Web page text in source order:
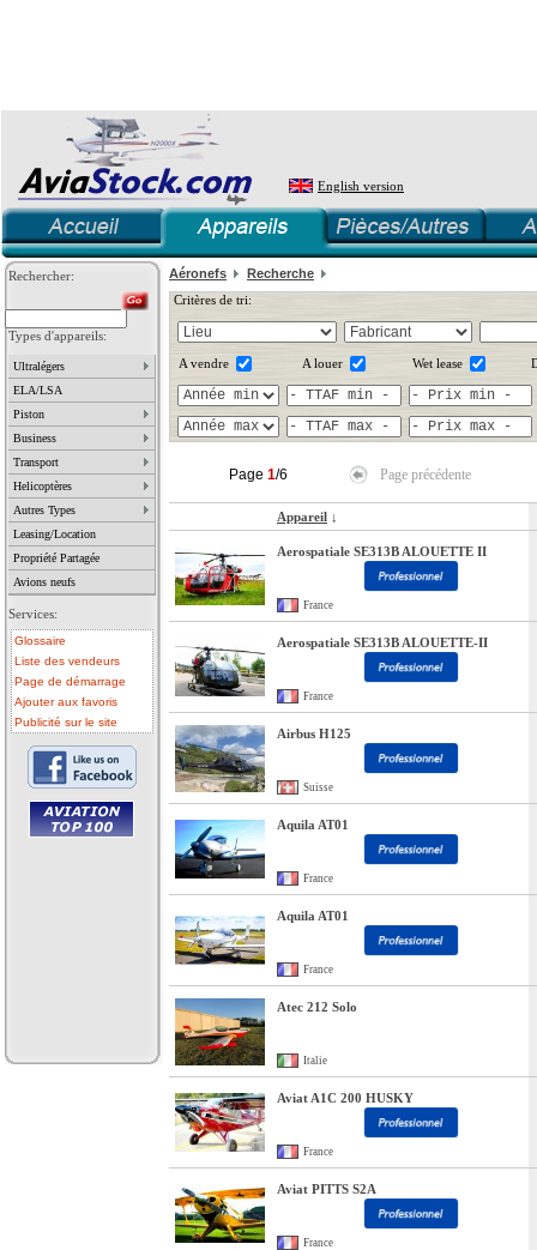
English version
Rechercher:
Types d'appareils:
Ultralégers
ELA/LSA
Piston
Business
Transport
Helicoptères
Autres Types
Leasing/Location
Propriété Partagée
Avions neufs
Services:
Glossaire
Liste des vendeurs
Page de démarrage
Ajouter aux favoris
Publicité sur le site
Aéronefs
Recherche
Critères de tri:
A vendre A louer Wet lease
Page 1/6 Page précédente
Appareil ↓
Aerospatiale SE313B ALOUETTE II
France
Aerospatiale SE313B ALOUETTE-II
France
Airbus H125
Suisse
Aquila AT01
France
Aquila AT01
France
Atec 212 Solo
Italie
Aviat A1C 200 HUSKY
France
Aviat PITTS S2A
France